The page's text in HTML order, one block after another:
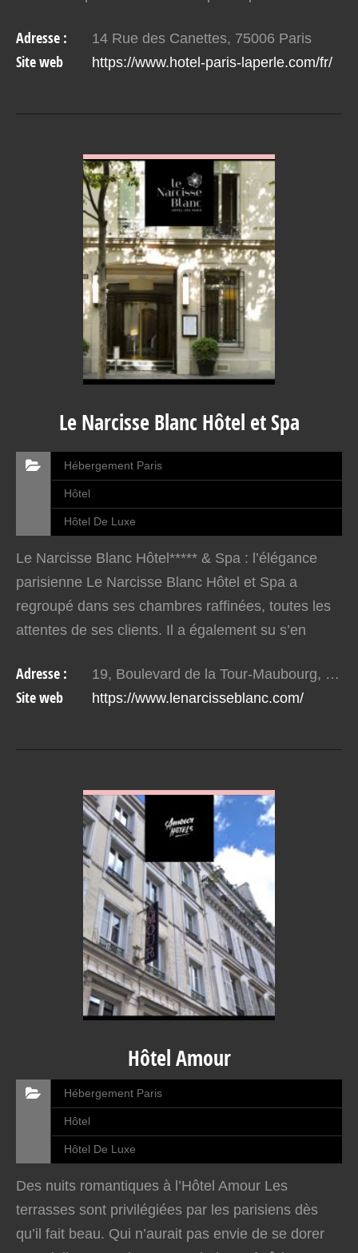
Adresse : 14 Rue des Canettes, 75006 Paris
Site web https://www.hotel-paris-laperle.com/fr/
Le Narcisse Blanc Hôtel et Spa
Hébergement Paris
Hôtel
Hôtel De Luxe
Le Narcisse Blanc Hôtel***** & Spa : l’élégance
parisienne Le Narcisse Blanc Hôtel et Spa a
regroupé dans ses chambres raffinées, toutes les
attentes de ses clients. Il a également su s’en
on s’y…
Adresse : 19, Boulevard de la Tour-Maubourg, 75007 Paris
Site web https://www.lenarcisseblanc.com/
Hôtel Amour
Hébergement Paris
Hôtel
Hôtel De Luxe
Des nuits romantiques à l’Hôtel Amour Les
terrasses sont privilégiées par les parisiens dès
qu’il fait beau. Qui n’aurait pas envie de se dorer